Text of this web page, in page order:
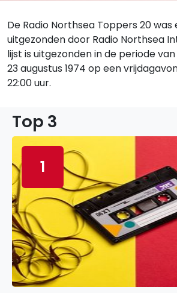
De Radio Northsea Toppers 20 was
uitgezonden door Radio Northsea
lijst is uitgezonden in de periode
23 augustus 1974 op een
22:00 uur.
Top 3
1